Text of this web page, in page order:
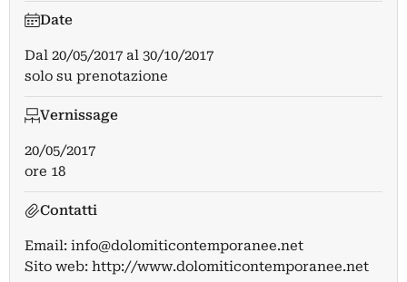
Date
Dal 20/05/2017 al 30/10/2017
solo su prenotazione
Vernissage
20/05/2017
ore 18
Contatti
Email: info@dolomiticontemporanee.net
Sito web: http://www.dolomiticontemporanee.net